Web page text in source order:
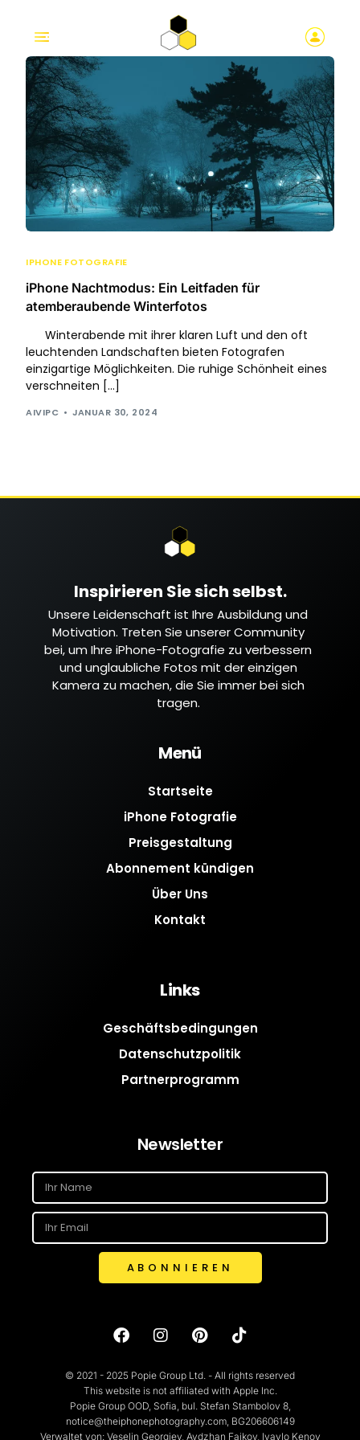
IPHONE FOTOGRAFIE
iPhone Nachtmodus: Ein Leitfaden für
atemberaubende Winterfotos
Winterabende mit ihrer klaren Luft und den oft
leuchtenden Landschaften bieten Fotografen
einzigartige Möglichkeiten. Die ruhige Schönheit eines
verschneiten […]
AIVIPC JANUAR 30, 2024
Inspirieren Sie sich selbst.
Unsere Leidenschaft ist Ihre Ausbildung und
Motivation. Treten Sie unserer Community
bei, um Ihre iPhone-Fotografie zu verbessern
und unglaubliche Fotos mit der einzigen
Kamera zu machen, die Sie immer bei sich
tragen.
Menü
Startseite
iPhone Fotografie
Preisgestaltung
Abonnement kündigen
Über Uns
Kontakt
Links
Geschäftsbedingungen
Datenschutzpolitik
Partnerprogramm
Newsletter
ABONNIEREN
© 2021 - 2025 Popie Group Ltd. - All rights reserved
This website is not affiliated with Apple Inc.
Popie Group OOD, Sofia, bul. Stefan Stambolov 8,
notice@theiphonephotography.com, BG206606149
Verwaltet von: Veselin Georgiev, Aydzhan Faikov, Ivaylo Kenov